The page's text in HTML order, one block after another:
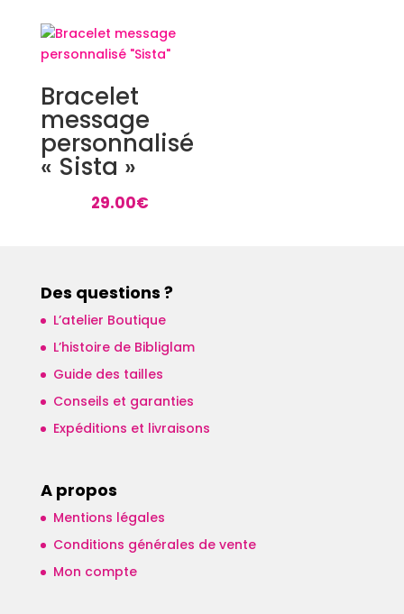
Bracelet
message
personnalisé
« Sista »
29.00€
Des questions ?
L’atelier Boutique
L’histoire de Bibliglam
Guide des tailles
Conseils et garanties
Expéditions et livraisons
A propos
Mentions légales
Conditions générales de vente
Mon compte